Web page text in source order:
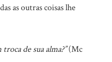
as outras coisas lhe
de sua alma?”(Mc